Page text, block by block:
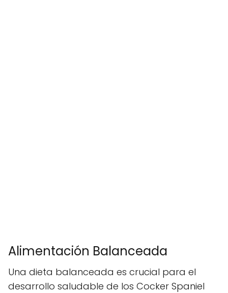
Alimentación Balanceada
Una dieta balanceada es crucial para el
desarrollo saludable de los Cocker Spaniel